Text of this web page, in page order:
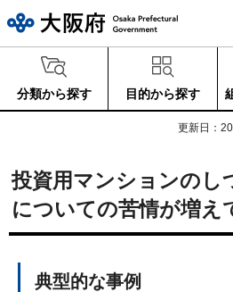
分類から探す 目的から探す
更新日：
投資用マンションのし
についての苦情が増え
典型的な事例